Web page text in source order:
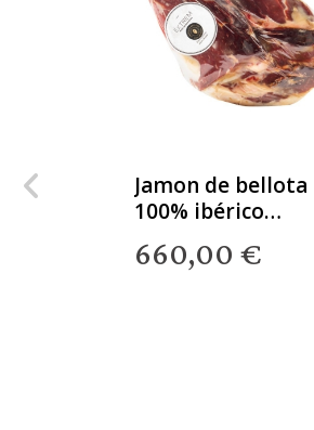
Jamon de bellota
100% ibérico
deshuesado (4 - 4,5
kg)
660,00 €